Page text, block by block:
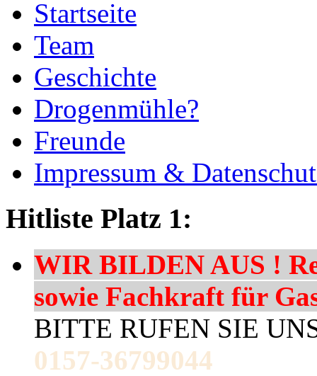
Startseite
Team
Geschichte
Drogenmühle?
Freunde
Impressum &
Hitliste Platz 1:
WIR BILDEN AUS !
sowie Fachkraft für
BITTE RUFEN SIE
0157-36799044